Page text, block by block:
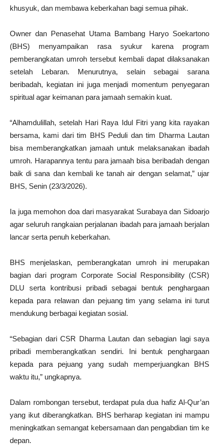
khusyuk, dan membawa keberkahan bagi semua pihak.
Owner dan Penasehat Utama Bambang Haryo Soekartono
(BHS) menyampaikan rasa syukur karena program
pemberangkatan umroh tersebut kembali dapat dilaksanakan
setelah Lebaran. Menurutnya, selain sebagai sarana
beribadah, kegiatan ini juga menjadi momentum penyegaran
spiritual agar keimanan para jamaah semakin kuat.
“Alhamdulillah, setelah Hari Raya Idul Fitri yang kita rayakan
bersama, kami dari tim BHS Peduli dan tim Dharma Lautan
bisa memberangkatkan jamaah untuk melaksanakan ibadah
umroh. Harapannya tentu para jamaah bisa beribadah dengan
baik di sana dan kembali ke tanah air dengan selamat,” ujar
BHS, Senin (23/3/2026).
Ia juga memohon doa dari masyarakat Surabaya dan Sidoarjo
agar seluruh rangkaian perjalanan ibadah para jamaah berjalan
lancar serta penuh keberkahan.
BHS menjelaskan, pemberangkatan umroh ini merupakan
bagian dari program Corporate Social Responsibility (CSR)
DLU serta kontribusi pribadi sebagai bentuk penghargaan
kepada para relawan dan pejuang tim yang selama ini turut
mendukung berbagai kegiatan sosial.
“Sebagian dari CSR Dharma Lautan dan sebagian lagi saya
pribadi memberangkatkan sendiri. Ini bentuk penghargaan
kepada para pejuang yang sudah memperjuangkan BHS
waktu itu,” ungkapnya.
Dalam rombongan tersebut, terdapat pula dua hafiz Al-Qur’an
yang ikut diberangkatkan. BHS berharap kegiatan ini mampu
meningkatkan semangat kebersamaan dan pengabdian tim ke
depan.